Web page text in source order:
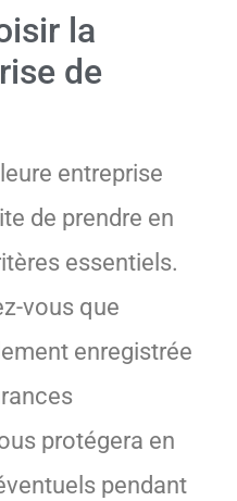
la
de
entreprise
de prendre en
essentiels.
vous que
enregistrée
protégera en
pendant